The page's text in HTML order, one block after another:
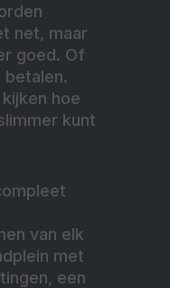
net, maar
goed. Of
hoe
kunt
van elk
met
een